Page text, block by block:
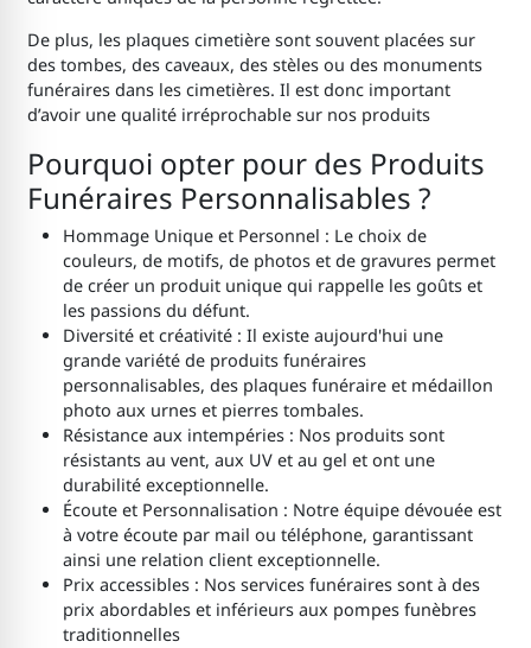
De plus, les plaques cimetière sont souvent placées sur
des tombes, des caveaux, des stèles ou des monuments
funéraires dans les cimetières. Il est donc important
d’avoir une qualité irréprochable sur nos produits
Pourquoi opter pour des Produits
Funéraires Personnalisables ?
Hommage Unique et Personnel : Le choix de
couleurs, de motifs, de photos et de gravures permet
de créer un produit unique qui rappelle les goûts et
les passions du défunt.
Diversité et créativité : Il existe aujourd'hui une
grande variété de produits funéraires
personnalisables, des plaques funéraire et médaillon
photo aux urnes et pierres tombales.
Résistance aux intempéries : Nos produits sont
résistants au vent, aux UV et au gel et ont une
durabilité exceptionnelle.
Écoute et Personnalisation : Notre équipe dévouée est
à votre écoute par mail ou téléphone, garantissant
ainsi une relation client exceptionnelle.
Prix accessibles : Nos services funéraires sont à des
prix abordables et inférieurs aux pompes funèbres
traditionnelles